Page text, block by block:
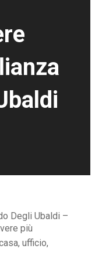
Degli Ubaldi –
più
ufficio,